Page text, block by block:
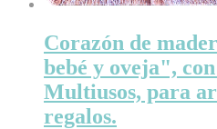
Corazón de
bebé y oveja",
Multiusos, para
regalos.